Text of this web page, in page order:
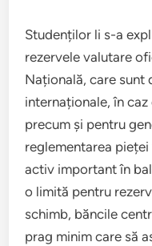
Studenților li s-a
rezervele valutare
Națională, care sunt
internaționale, în
precum și pentru
reglementarea
activ important în
o limită pentru
schimb, băncile
prag minim care să